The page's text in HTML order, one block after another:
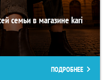
семьи в магазине kari
ПОДРОБНЕЕ